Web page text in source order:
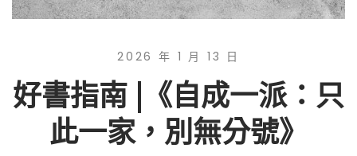
2026 年 1 月 13 日
好書指南 |《自成一派：只
此一家，別無分號》